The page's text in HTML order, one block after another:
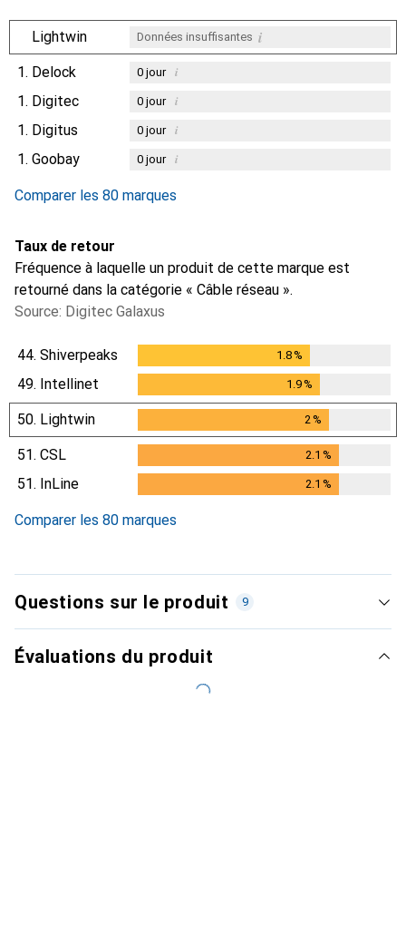
Lightwin Données insuffisantes i
1. Delock 0jour i
1. Digitec 0jour i
1. Digitus 0jour i
1. Goobay 0jour i
Comparer les 80 marques
Taux de retour
Fréquence à laquelle un produit de cette marque est
retourné dans la catégorie « Câble réseau ».
Source: Digitec Galaxus
44. Shiverpeaks 1.8%
49. Intellinet 1.9%
50. Lightwin 2 %
51. CSL 2.1 %
51. InLine 2.1 %
Comparer les 80 marques
Questions sur le produit 9
Évaluations du produit